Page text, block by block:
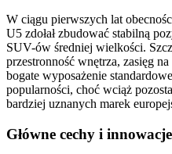
W ciągu pierwszych lat
U5 zdołał zbudować stabilną
SUV-ów średniej wielkości.
przestronność wnętrza, zasięg
bogate wyposażenie
popularności, choć wciąż
bardziej uznanych marek
Główne cechy i